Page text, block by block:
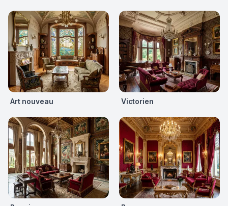
Art nouveau Victorien